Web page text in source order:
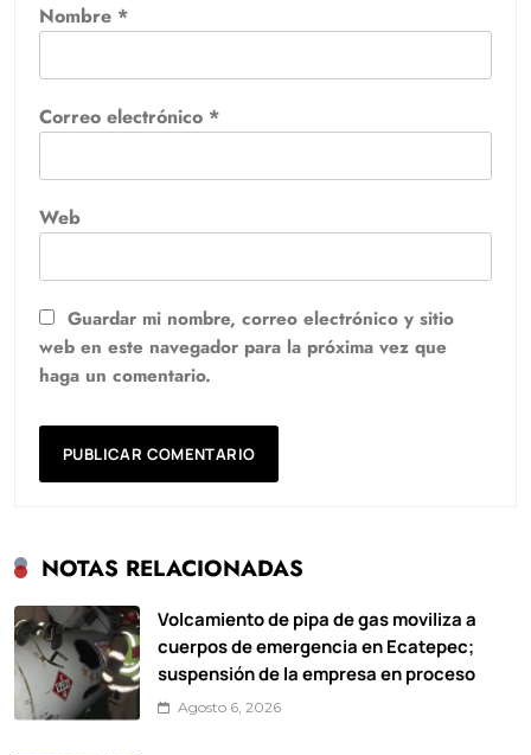
Nombre *
Correo electrónico *
Web
Guardar mi nombre, correo electrónico y sitio
web en este navegador para la próxima vez que
haga un comentario.
NOTAS RELACIONADAS
Volcamiento de pipa de gas moviliza a
cuerpos de emergencia en Ecatepec;
suspensión de la empresa en proceso
Agosto 6, 2026